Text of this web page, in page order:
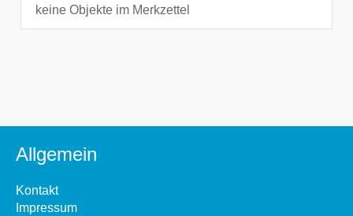
keine Objekte im Merkzettel
Allgemein
Kontakt
Impressum